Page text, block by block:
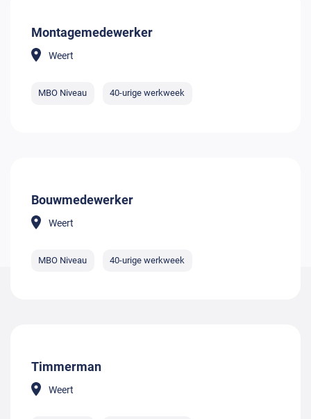
Montagemedewerker
Weert
MBO Niveau 40-urige werkweek
Bouwmedewerker
Weert
MBO Niveau 40-urige werkweek
Timmerman
Weert